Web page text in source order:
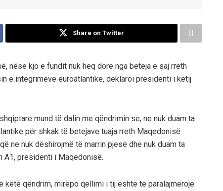
Share on Twitter
nëse kjo e fundit nuk heq dorë nga beteja e saj rreth
e integrimeve euroatlantike, deklaroi presidenti i këtij
mund të dalin me qëndrimin se, ne nuk duam ta
për shkak të betejave tuaja rreth Maqedonisë
ne nuk dëshirojmë të marrin pjesë dhe nuk duam ta
A1, presidenti i Maqedonisë.
këtë qëndrim, mirëpo qëllimi i tij është të paralajmërojë